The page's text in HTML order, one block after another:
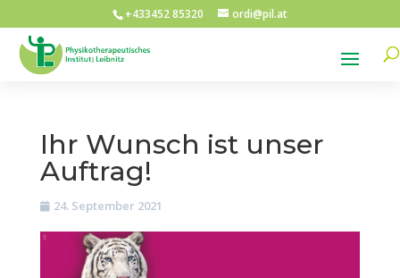
+433452 85320 ordi@pil.at
Ihr Wunsch ist unser
Auftrag!
24. September 2021